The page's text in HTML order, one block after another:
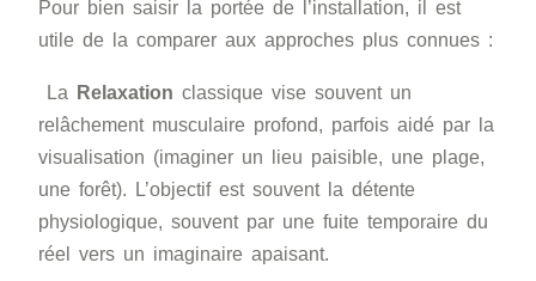
Pour bien saisir la portée de l’installation, il est
utile de la comparer aux approches plus connues :
La Relaxation classique vise souvent un
relâchement musculaire profond, parfois aidé par la
visualisation (imaginer un lieu paisible, une plage,
une forêt). L’objectif est souvent la détente
physiologique, souvent par une fuite temporaire du
réel vers un imaginaire apaisant.